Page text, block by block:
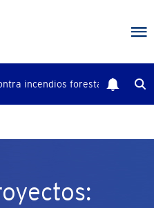
incendios forestales